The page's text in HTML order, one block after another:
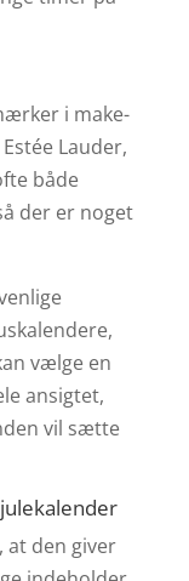
i make-
Lauder,
både
der er noget
vælge en
ansigtet,
vil sætte
at den giver